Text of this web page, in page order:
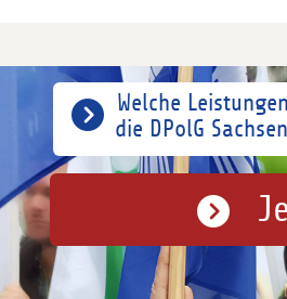
Welche
die DPolG